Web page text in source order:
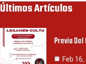
Últimos Artículos
Previa
Feb